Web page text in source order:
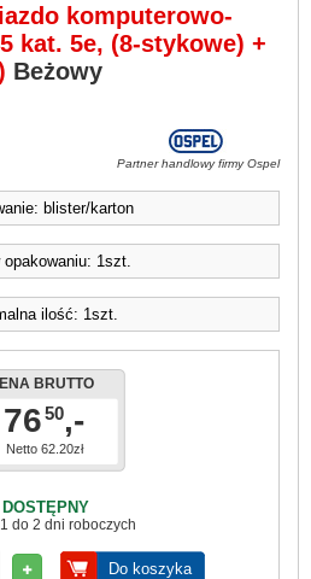
komputerowo-
kat. 5e, (8-stykowe) +
Beżowy
Partner handlowy firmy Ospel
blister/karton
opakowaniu: 1szt.
ilość: 1szt.
BRUTTO
7650,-
Netto 62.20zł
do 2 dni roboczych
Do koszyka